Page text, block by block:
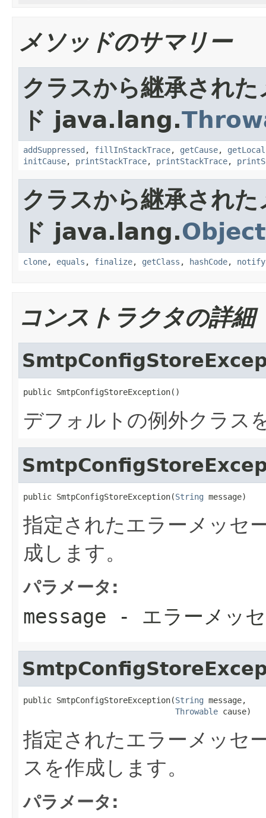
メソッドのサマリー
クラスから継承された
ド java.lang.
addSuppressed , fillInStackTrace, getCause,
initCause, printStackTrace, printStackTrace,
クラスから継承された
ド java.lang.Object
clone, equals , finalize, getClass , hashCode, notify
コンストラクタの詳細
public SmtpConfigStoreException()
デフォルトの例外クラス
public SmtpConfigStoreException(String message)
指定されたエラーメッセ
成します。
パラメータ:
message - エラーメッ
public SmtpConfigStoreException(String message,
Throwable cause)
指定されたエラーメッセ
スを作成します。
パラメータ: